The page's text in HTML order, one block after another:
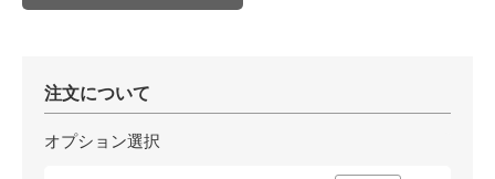
注文について
オプション選択